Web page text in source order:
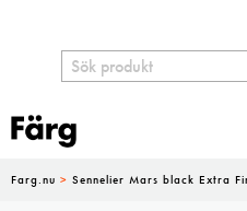
Farg.nu > Sennelier Mars black Extra